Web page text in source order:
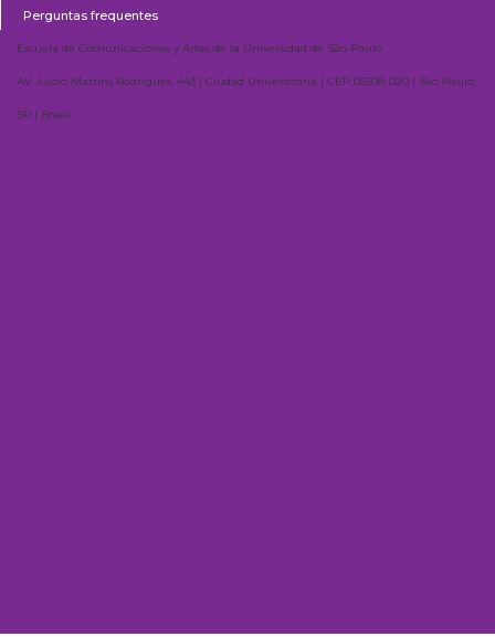
Perguntas frequentes
Escuela de Comunicaciones y Artes de la Universidad de São Paulo
AV. Lúcio Martins Rodrigues, 443 | Ciudad Universitaria | CEP 05508-020 | São Paulo,
SP | Brasil